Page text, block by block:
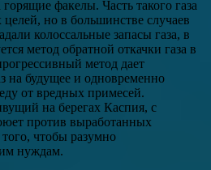
факелы. Часть такого газа
но в большинстве случаев
колоссальные запасы газа, в
метод обратной откачки газа в
метод дает
на будущее и одновременно
от вредных примесей.
на берегах Каспия, с
против выработанных
чтобы разумно
нуждам.